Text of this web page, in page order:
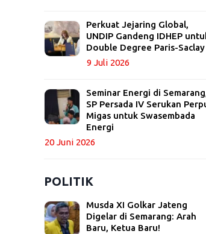
Perkuat Jejaring Global,
UNDIP Gandeng IDHEP
Double Degree Paris-Saclay
9 Juli 2026
Seminar Energi di
SP Persada IV Serukan
Migas untuk Swasembada
Energi
20 Juni 2026
POLITIK
Musda XI Golkar Jateng
Digelar di Semarang: Arah
Baru, Ketua Baru!